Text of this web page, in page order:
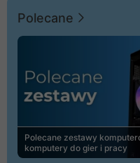
Polecane
Polecane zestawy
komputery do gier i pracy